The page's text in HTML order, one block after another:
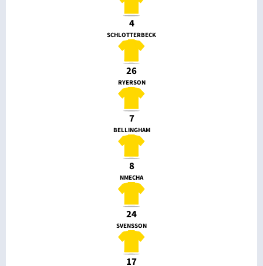
4
SCHLOTTERBECK
26
RYERSON
7
BELLINGHAM
8
NMECHA
24
SVENSSON
17